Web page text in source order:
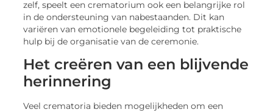
zelf, speelt een crematorium ook een belangrijke rol
in de ondersteuning van nabestaanden. Dit kan
variëren van emotionele begeleiding tot praktische
hulp bij de organisatie van de ceremonie.
Het creëren van een blijvende
herinnering
Veel crematoria bieden mogelijkheden om een